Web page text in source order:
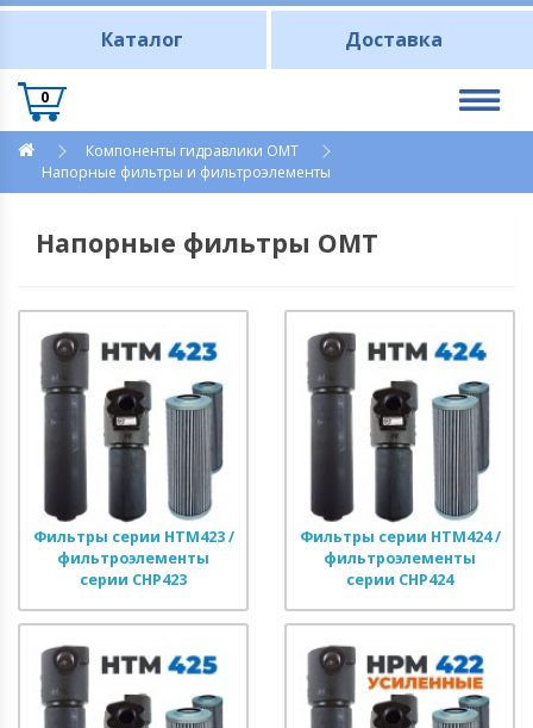
Каталог Доставка
0
Компоненты гидравлики OMT
Напорные фильтры и фильтроэлементы
Напорные фильтры OMT
Фильтры серии HTM423 /
фильтроэлементы
серии CHP423
Фильтры серии HTM424 /
фильтроэлементы
серии CHP424